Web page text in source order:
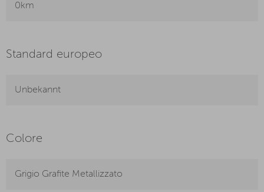
0km
Standard europeo
Unbekannt
Colore
Grigio Grafite Metallizzato